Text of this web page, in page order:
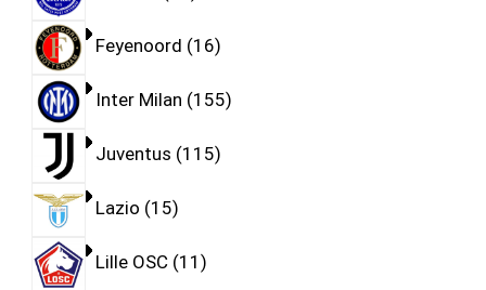
Feyenoord 16
Inter Milan 155
Juventus 115
Lazio 15
Lille OSC 11